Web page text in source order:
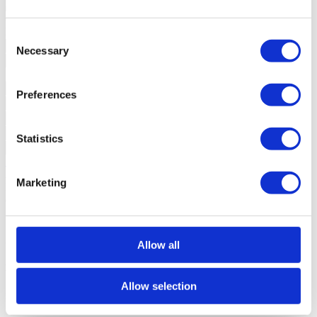
Selection
Necessary
Preferences
Statistics
Marketing
Allow all
Allow selection
Contacte-nos +351 225 569 257*
Ao pedir informações está a autorizar a Portugal Sotheby's
International Realty a guardar os seus dados para o informar sobre
Edifício Santiago